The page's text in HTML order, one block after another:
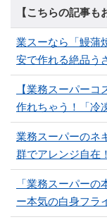
【こちらの記事も
業スーなら「鰻蒲
安で作れる絶品う
【業務スーパー
作れちゃう！「冷
業務スーパーのネ
群でアレンジ自在
「業務スーパー
ー本気の白身フラ